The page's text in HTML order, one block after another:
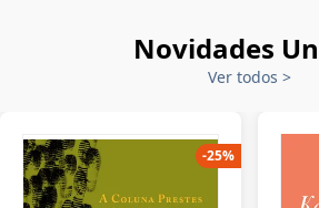
Novidades
Ver todos >
-25%